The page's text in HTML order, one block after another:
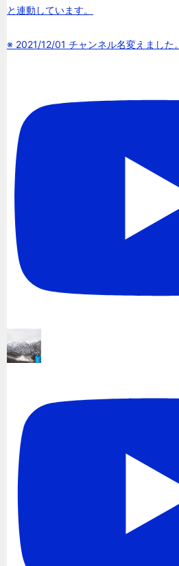
と連動しています。
※ 2021/12/01 チャンネル名変えました。